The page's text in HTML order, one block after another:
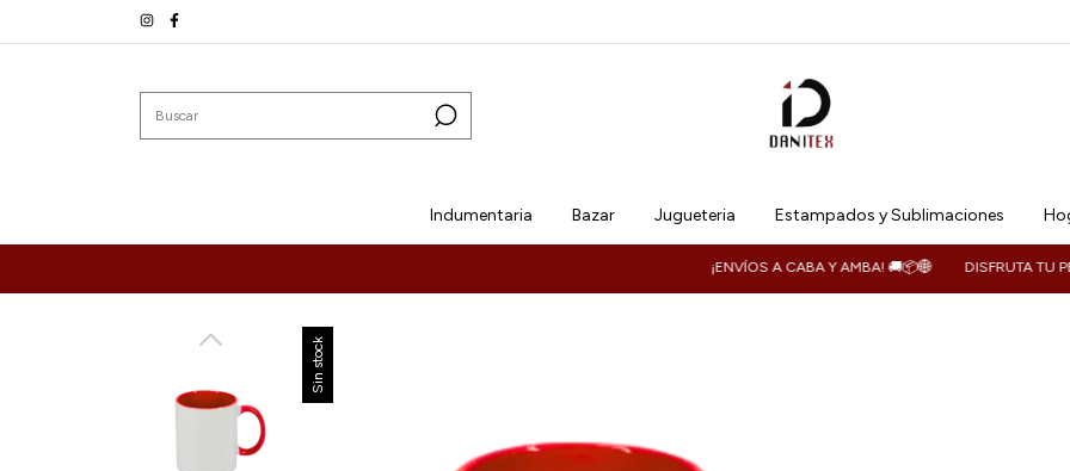
Indumentaria Bazar Jugueteria Estampados y Sublimaciones
¡ENVÍOS A CABA Y AMBA! 🚚📦🌐 DISFRUTA TU PEDIDO
Sin stock